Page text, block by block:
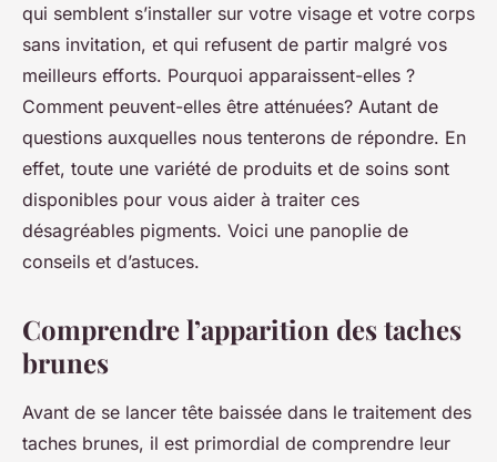
brunes sur votre peau
raymonde •3 décembre 2023 •6 min de lecture
qui semblent s’installer sur votre visage et votre corps
sans invitation, et qui refusent de partir malgré vos
meilleurs efforts. Pourquoi apparaissent-elles ?
Comment peuvent-elles être atténuées? Autant de
questions auxquelles nous tenterons de répondre. En
effet, toute une variété de produits et de soins sont
disponibles pour vous aider à traiter ces
désagréables pigments. Voici une panoplie de
conseils et d’astuces.
Comprendre l’apparition des taches
brunes
Avant de se lancer tête baissée dans le traitement des
taches brunes, il est primordial de comprendre leur